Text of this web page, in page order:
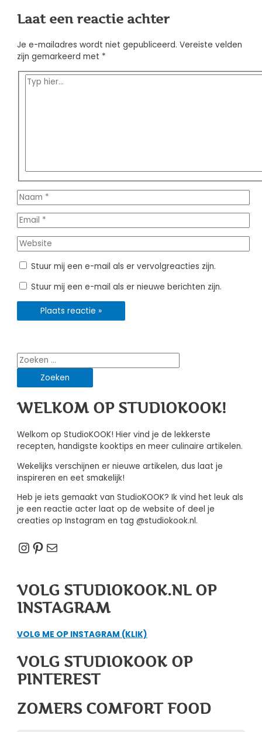
Laat een reactie achter
Je e-mailadres wordt niet gepubliceerd. Vereiste velden
zijn gemarkeerd met *
Typ
Naam
*
Email
*
Website
Stuur mij een e-mail als er vervolgreacties zijn.
Stuur mij een e-mail als er nieuwe berichten zijn.
Zoeken
naar:
WELKOM OP STUDIOKOOK!
Welkom op StudioKOOK! Hier vind je de lekkerste
recepten, handigste kooktips en meer culinaire artikelen.
Wekelijks verschijnen er nieuwe artikelen, dus laat je
inspireren en eet smakelijk!
Heb je iets gemaakt van StudioKOOK? Ik vind het leuk als
je een reactie acter laat op de website of deel je
creaties op Instagram en tag @studiokook.nl.
Instagram
Pinterest
E-mail
VOLG STUDIOKOOK.NL OP
INSTAGRAM
VOLG ME OP INSTAGRAM (KLIK)
VOLG STUDIOKOOK OP
PINTEREST
ZOMERS COMFORT FOOD